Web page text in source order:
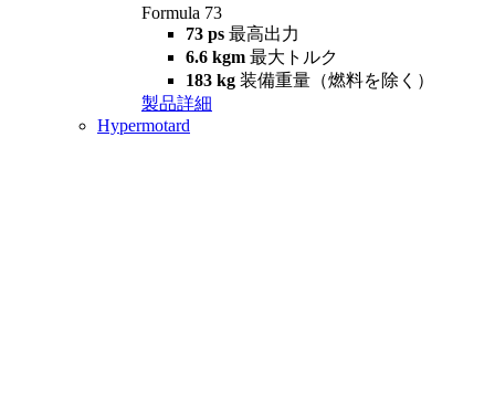
Formula 73
73 ps 最高出力
6.6 kgm 最大トルク
183 kg 装備重量（燃料を除く）
製品詳細
Hypermotard